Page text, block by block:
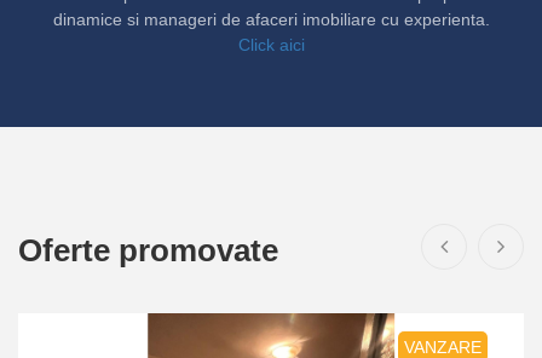
dinamice si manageri de afaceri imobiliare cu experienta.
Click aici
Oferte promovate
VANZARE